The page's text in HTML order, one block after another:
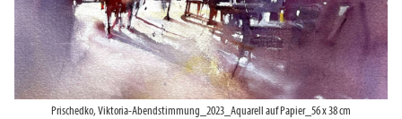
Prischedko, Viktoria-Abendstimmung_2023_Aquarell auf Papier_56 x 38 cm